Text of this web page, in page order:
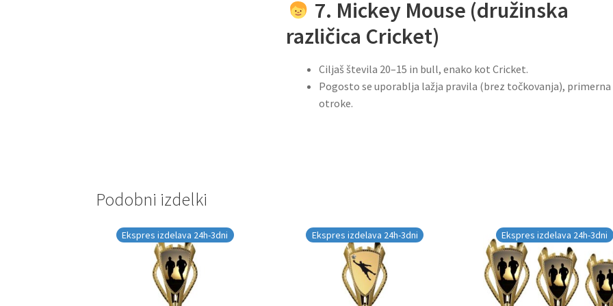
7. Mickey Mouse (družinska
različica Cricket)
Ciljaš števila 20–15 in bull, enako kot Cricket.
Pogosto se uporablja lažja pravila (brez točkovanja), primerna
otroke.
Podobni izdelki
Ekspres izdelava 24h-3dni Ekspres izdelava 24h-3dni Ekspres izdelava 24h-3dni